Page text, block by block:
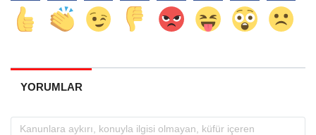
YORUMLAR